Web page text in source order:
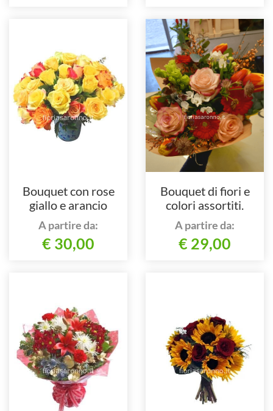
Bouquet con rose
giallo e arancio
A partire da:
€ 30,00
Bouquet di fiori e
colori assortiti.
A partire da:
€ 29,00